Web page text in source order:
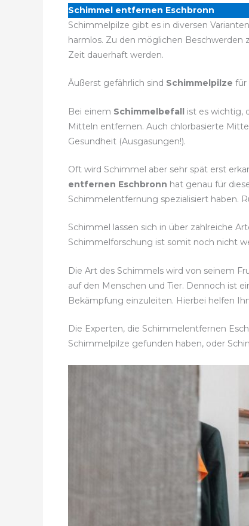
Schimmel entfernen Eschbronn
Schimmelpilze gibt es in diversen
harmlos. Zu den möglichen
Zeit dauerhaft werden.
Äußerst gefährlich sind Schimmelpilze für
Bei einem Schimmelbefall ist es wichtig,
Mitteln entfernen. Auch chlorbasierte
Gesundheit (Ausgasungen!).
Oft wird Schimmel aber sehr spät erst
entfernen Eschbronn hat genau für
Schimmelentfernung spezialisiert haben.
Schimmel lassen sich in über zahlreiche
Schimmelforschung ist somit noch nicht
Die Art des Schimmels wird von seinem
auf den Menschen und Tier. Dennoch ist
Bekämpfung einzuleiten. Hierbei helfen
Die Experten, die Schimmelentfernen
Schimmelpilze gefunden haben, oder